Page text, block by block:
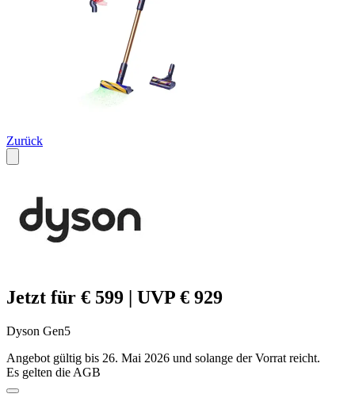
Zurück
Jetzt für € 599 | UVP € 929
Dyson Gen5
Angebot gültig bis 26. Mai 2026 und solange der Vorrat reicht.
Es gelten die AGB